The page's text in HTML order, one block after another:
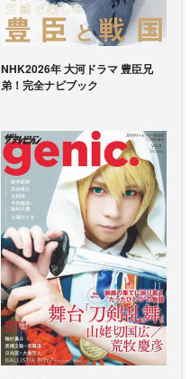
NHK2026年 大河ドラマ 豊臣兄
弟！完全ナビブック